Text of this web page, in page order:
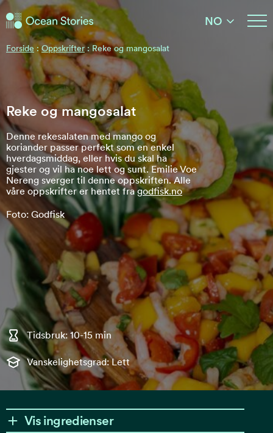
Ocean Stories
Ocean Stories
NO
Forside :Oppskrifter: Reke og mangosalat
Reke og mangosalat
Denne rekesalaten med mango og
koriander passer perfekt som en enkel
hverdagsmiddag, eller hvis du skal ha
gjester og vil ha noe lett og sunt. Emilie Voe
Nereng sverger til denne oppskriften. Alle
våre oppskrifter er hentet fragodfisk.no
Foto: Godfisk
Tidsbruk: 10-15 min
Vanskelighetsgrad: Lett
Vis ingredienser